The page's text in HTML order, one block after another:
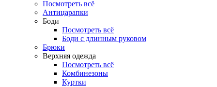
Посмотреть всё
Антицарапки
Боди
Посмотреть всё
Боди с длинным руковом
Брюки
Верхняя одежда
Посмотреть всё
Комбинезоны
Куртки